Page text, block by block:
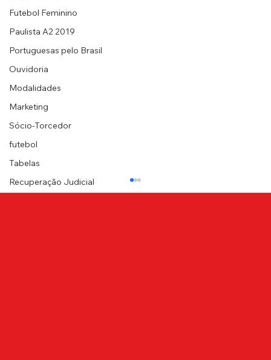
Futebol Feminino
Paulista A2 2019
Portuguesas pelo Brasil
Ouvidoria
Modalidades
Marketing
Sócio-Torcedor
futebol
Tabelas
Recuperação Judicial